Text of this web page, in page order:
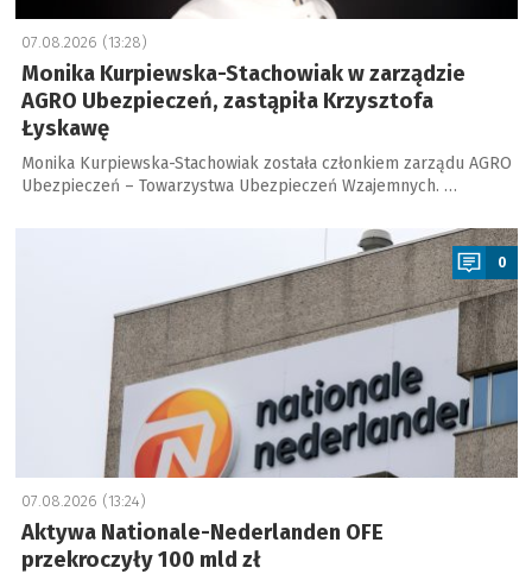
07.08.2026 (13:28)
Monika Kurpiewska-Stachowiak w zarządzie
AGRO Ubezpieczeń, zastąpiła Krzysztofa
Łyskawę
Monika Kurpiewska-Stachowiak została członkiem zarządu AGRO
Ubezpieczeń – Towarzystwa Ubezpieczeń Wzajemnych. …
0
07.08.2026 (13:24)
Aktywa Nationale-Nederlanden OFE
przekroczyły 100 mld zł